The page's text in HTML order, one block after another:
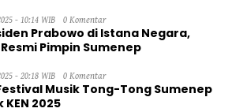
- 10:14 WIB 0 Komentar
Prabowo di Istana Negara,
Pimpin Sumenep
- 20:18 WIB 0 Komentar
Musik Tong-Tong Sumenep
KEN 2025